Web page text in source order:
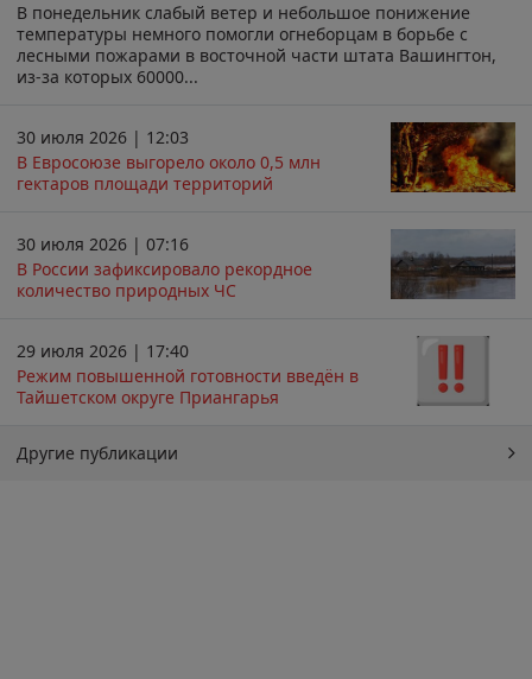
В понедельник слабый ветер и небольшое понижение
температуры немного помогли огнеборцам в борьбе с
лесными пожарами в восточной части штата Вашингтон,
из-за которых 60000...
30 июля 2026 | 12:03
В Евросоюзе выгорело около 0,5 млн
гектаров площади территорий
30 июля 2026 | 07:16
В России зафиксировало рекордное
количество природных ЧС
29 июля 2026 | 17:40
Режим повышенной готовности введён в
Тайшетском округе Приангарья
Другие публикации